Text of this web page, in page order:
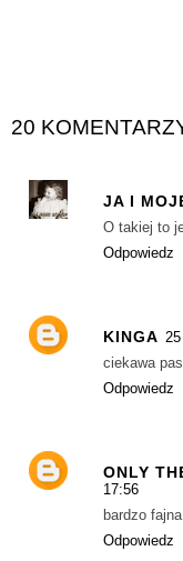
20
JA I
O takiej to
Odpowiedz
KINGA
ciekawa
Odpowiedz
ONLY
17:56
bardzo
Odpowiedz